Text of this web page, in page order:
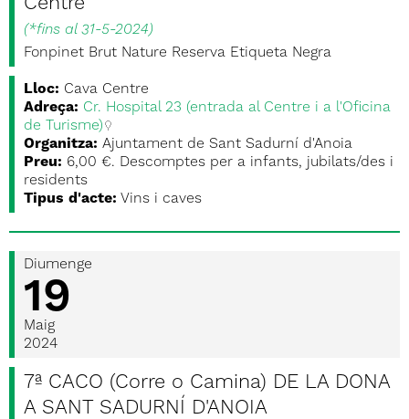
(*fins al 31-5-2024)
Fonpinet Brut Nature Reserva Etiqueta Negra
Lloc: Cava Centre
Adreça: Cr. Hospital 23 (entrada al Centre i a l'Oficina
de Turisme)
Organitza: Ajuntament de Sant Sadurní d'Anoia
Preu: 6,00 €. Descomptes per a infants, jubilats/des i
residents
Tipus d'acte: Vins i caves
Diumenge
19
Maig
2024
7ª CACO (Corre o Camina) DE LA DONA
A SANT SADURNÍ D'ANOIA